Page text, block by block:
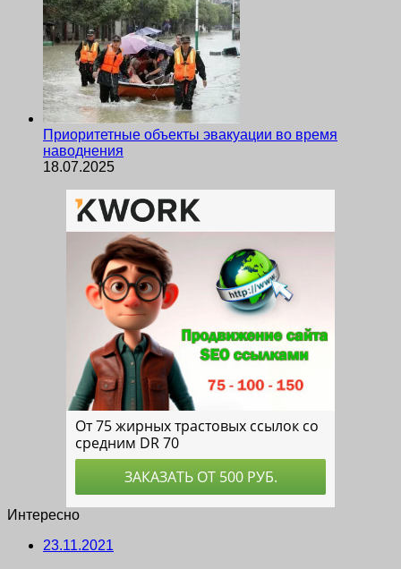
Приоритетные объекты эвакуации во время
наводнения
18.07.2025
Интересно
23.11.2021